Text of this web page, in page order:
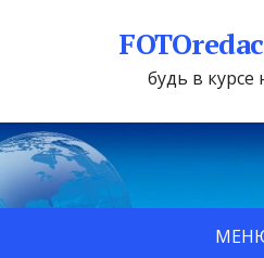
будь в курсе